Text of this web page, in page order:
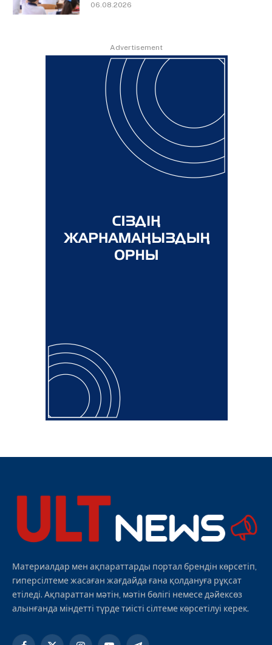
06.08.2026
Advertisement
Материалдар мен ақпараттарды портал брендін көрсетіп,
гиперсілтеме жасаған жағдайда ғана қолдануға рұқсат
етіледі. Ақпараттан мәтін, мәтін бөлігі немесе дәйексөз
алынғанда міндетті түрде тиісті сілтеме көрсетілуі керек.